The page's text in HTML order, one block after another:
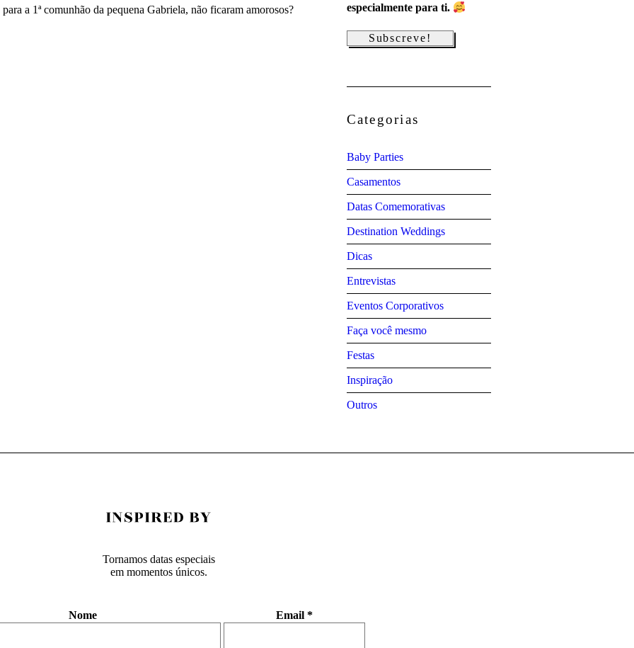
a 1ª comunhão da pequena Gabriela, não ficaram amorosos?
especialmente para ti.
Categorias
Baby Parties
Casamentos
Datas Comemorativas
Destination Weddings
Dicas
Entrevistas
Eventos Corporativos
Faça você mesmo
Festas
Inspiração
Outros
Tornamos datas especiais
em momentos únicos.
Nome Email *